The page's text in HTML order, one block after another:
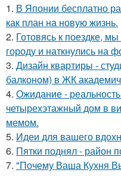
1. В Японии бесплатно
как план на новую жизнь.
2. Готовясь к поездке,
городу и наткнулись на
3. Дизайн квартиры -
балконом) в ЖК
4. Ожидание -
четырехэтажный дом в
мемом.
5. Идеи для вашего
6. Пятки поднял - район
7. "Почему Ваша Кухня